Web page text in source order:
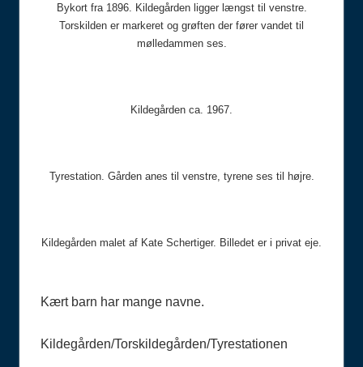
Bykort fra 1896. Kildegården ligger længst til venstre.
Torskilden er markeret og grøften der fører vandet til
mølledammen ses.
Kildegården ca. 1967.
Tyrestation. Gården anes til venstre, tyrene ses til højre.
Kildegården malet af Kate Schertiger. Billedet er i privat eje.
Kært barn har mange navne.
Kildegården/Torskildegården/Tyrestationen